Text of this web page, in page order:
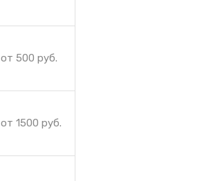
от 500 руб.
от 1500 руб.